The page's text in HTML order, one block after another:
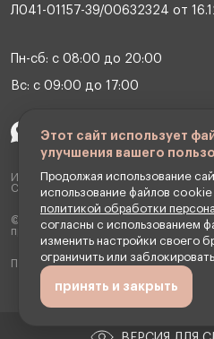
Л041-01157-39/00632324 от
Пн-сб: с 08:00 до 20:00
Вс: с 09:00 до 17:00
ИМЕЮТСЯ ПРОТИВОПОКАЗАНИЯ
СПЕЦИАЛИСТА
© 2026 OOO Клиника
права защищены.
Превентивная медицина и
Этот сайт использует
улучшения вашего
Продолжая использование
использование файлов
политикой обработки
согласны с использованием
изменить настройки своего
ограничить или
принять и закрыть